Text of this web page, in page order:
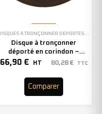
Disque à tronçonner
déporté en corindon –
230mm – 200995 (x25)
66,90 € HT 80,28 € TTC
Comparer